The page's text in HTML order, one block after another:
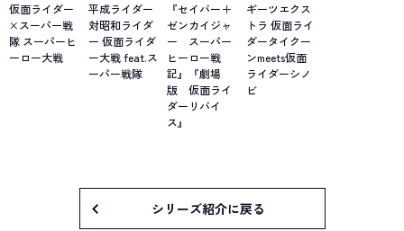
仮面ライダー
×スーパー戦
隊 スーパーヒ
ーロー大戦
平成ライダー
対昭和ライダ
ー 仮面ライダ
ー大戦 feat.ス
ーパー戦隊
『セイバー＋
ゼンカイジャ
ー スーパー
ヒーロー戦
記』『劇場
版 仮面ライ
ダーリバイ
ス』
ギーツエクス
トラ 仮面ライ
ダータイクー
ンmeets仮面
ライダーシノ
ビ
シリーズ紹介に戻る